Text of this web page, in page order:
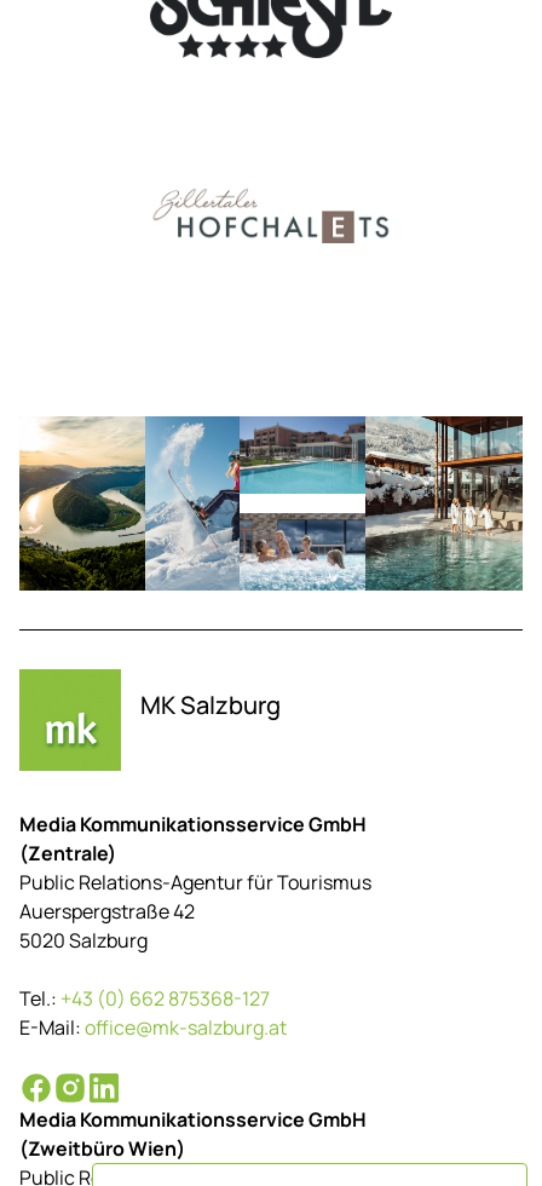
MK Salzburg
Media Kommunikationsservice GmbH
(Zentrale)
Public Relations-Agentur für Tourismus
Auerspergstraße 42
5020 Salzburg
Tel.: +43 (0) 662 875368-127
E-Mail:office@mk-salzburg.at
Media Kommunikationsservice GmbH
(Zweitbüro Wien)
Public Relations-Agentur für Tourismus